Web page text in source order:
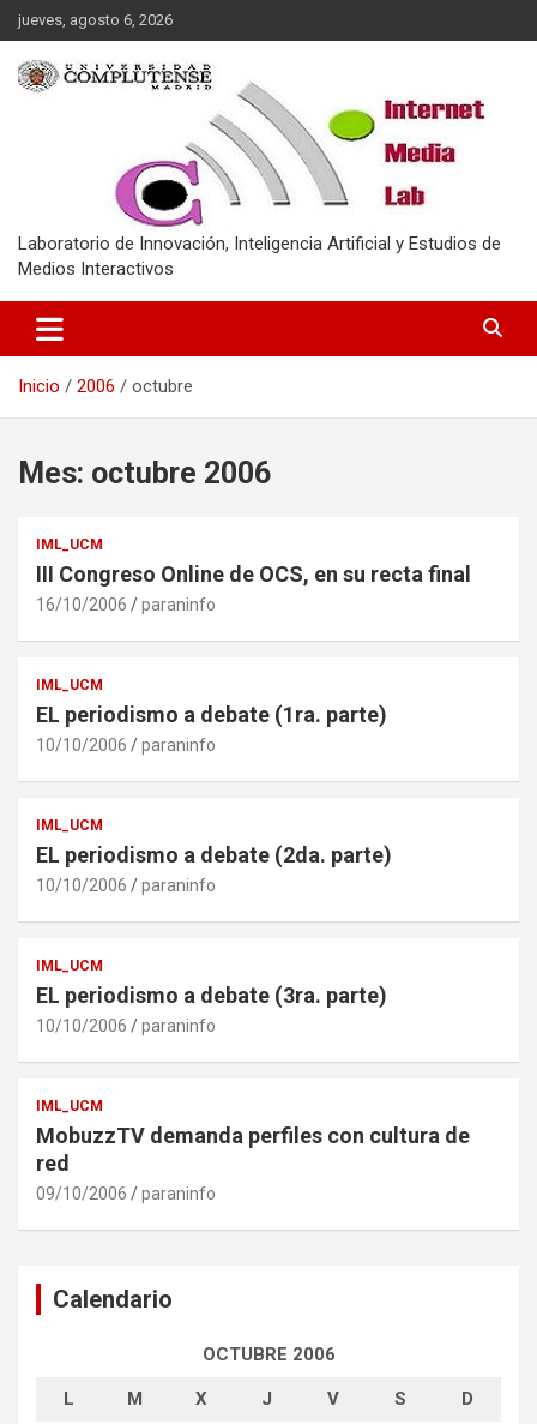
Saltar
al
contenido
jueves, agosto 6, 2026
Laboratorio de Innovación, Inteligencia Artificial y Estudios de
Medios Interactivos
Inicio 2006 octubre
Mes: octubre 2006
IML_UCM
III Congreso Online de OCS, en su recta final
16/10/2006 paraninfo
IML_UCM
EL periodismo a debate (1ra. parte)
10/10/2006 paraninfo
IML_UCM
EL periodismo a debate (2da. parte)
10/10/2006 paraninfo
IML_UCM
EL periodismo a debate (3ra. parte)
10/10/2006 paraninfo
IML_UCM
MobuzzTV demanda perfiles con cultura de
red
09/10/2006 paraninfo
Calendario
OCTUBRE 2006
L M X J V S D